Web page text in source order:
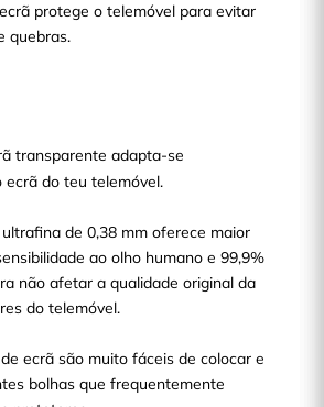
protege o telemóvel para evitar
quebras.
transparente adapta-se
do teu telemóvel.
de 0,38 mm oferece maior
ao olho humano e 99,9%
não afetar a qualidade original da
do telemóvel.
ecrã são muito fáceis de colocar e
bolhas que frequentemente